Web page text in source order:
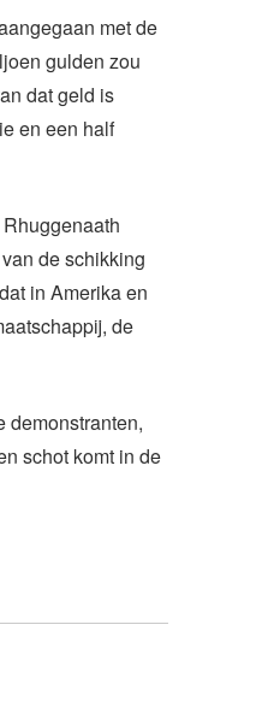
met de
gulden zou
dat geld is
en een half
de schikking
in Amerika en
de
demonstranten,
schot komt in de